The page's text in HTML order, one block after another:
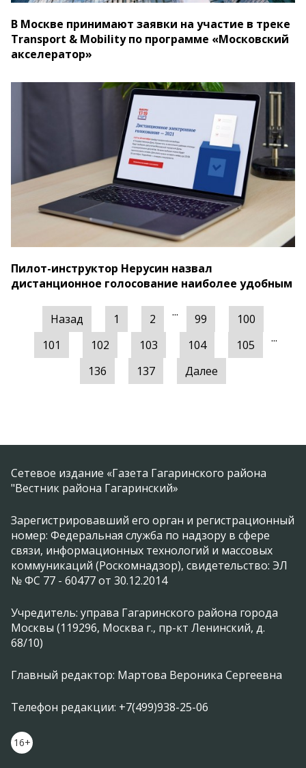
В Москве принимают заявки на участие в треке
Transport & Mobility по программе «Московский
акселератор»
Пилот-инструктор Нерусин назвал
дистанционное голосование наиболее удобным
Назад 1 2 ... 99
100
101
102 103 104 105 ...
136 137 Далее
Сетевое издание «Газета Гагаринского района
"Вестник района Гагаринский»
Зарегистрировавший его орган и регистрационный
номер: Федеральная служба по надзору в сфере
связи, информационных технологий и массовых
коммуникаций (Роскомнадзор), свидетельство: ЭЛ
№ ФС 77 - 60477 от 30.12.2014
Учредитель: управа Гагаринского района города
Москвы (119296, Москва г., пр-кт Ленинский, д.
68/10)
Главный редактор: Мартова Вероника Сергеевна
Телефон редакции: +7(499)938-25-06
16+